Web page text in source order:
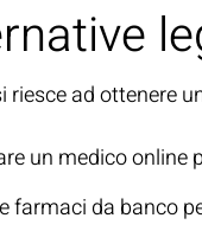
riesce ad ottenere
un medico online
farmaci da banco